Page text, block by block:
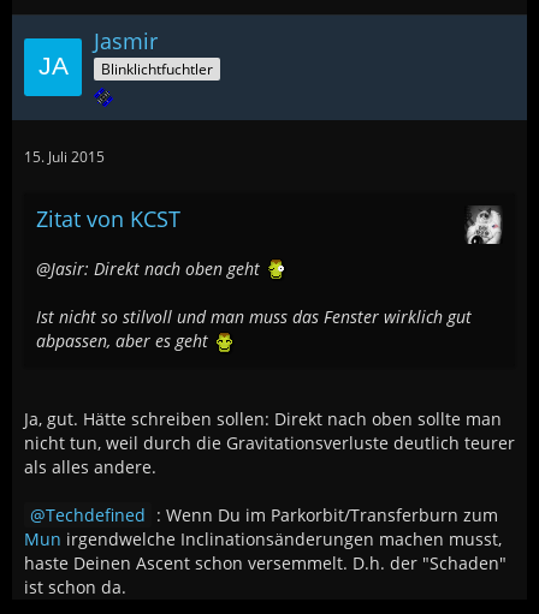
Jasmir
Blinklichtfuchtler
15. Juli 2015
Zitat von KCST
@Jasir: Direkt nach oben geht
Ist nicht so stilvoll und man muss das Fenster wirklich gut
abpassen, aber es geht
Ja, gut. Hätte schreiben sollen: Direkt nach oben sollte man
nicht tun, weil durch die Gravitationsverluste deutlich teurer
als alles andere.
Techdefined : Wenn Du im Parkorbit/Transferburn zum
Mun irgendwelche Inclinationsänderungen machen musst,
haste Deinen Ascent schon versemmelt. D.h. der "Schaden"
ist schon da.